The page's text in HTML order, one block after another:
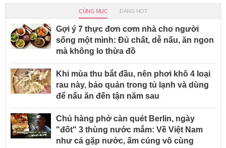
CÙNG MỤC ĐANG HOT
Gợi ý 7 thực đơn cơm nhà cho người
sống một mình: Đủ chất, dễ nấu, ăn ngon
mà không lo thừa đồ
Khi mùa thu bắt đầu, nên phơi khô 4 loại
rau này, bảo quản trong tủ lạnh và dùng
để nấu ăn đến tận năm sau
Chủ hàng phở càn quét Berlin, ngày
"đốt" 3 thùng nước mắm: Về Việt Nam
như cá gặp nước, ấm cúng vô cùng